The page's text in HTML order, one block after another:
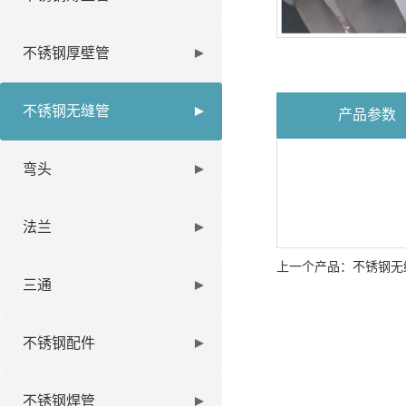
不锈钢厚壁管
不锈钢无缝管
弯头
法兰
三通
不锈钢配件
不锈钢焊管
产品参数
上一个产品：不锈钢